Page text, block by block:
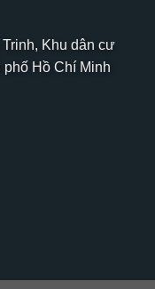
Khu dân cư
Hồ Chí Minh